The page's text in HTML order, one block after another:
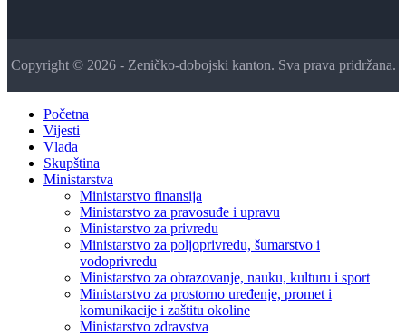
Copyright © 2026 - Zeničko-dobojski kanton. Sva prava pridržana.
Početna
Vijesti
Vlada
Skupština
Ministarstva
Ministarstvo finansija
Ministarstvo za pravosuđe i upravu
Ministarstvo za privredu
Ministarstvo za poljoprivredu, šumarstvo i
vodoprivredu
Ministarstvo za obrazovanje, nauku, kulturu i sport
Ministarstvo za prostorno uređenje, promet i
komunikacije i zaštitu okoline
Ministarstvo zdravstva